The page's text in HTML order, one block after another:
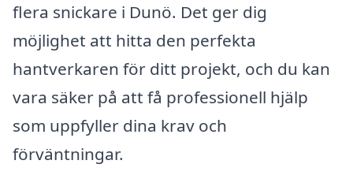
flera snickare i Dunö. Det ger dig
möjlighet att hitta den perfekta
hantverkaren för ditt projekt, och du kan
vara säker på att få professionell hjälp
som uppfyller dina krav och
förväntningar.